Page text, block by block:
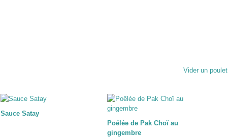
Vider un poulet
Sauce Satay
Poêlée de Pak Choï au
gingembre